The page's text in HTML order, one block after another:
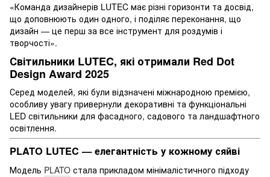
«Команда дизайнерів LUTEC має різні горизонти та досвід,
що доповнюють один одного, і поділяє переконання, що
дизайн — це перш за все інструмент для роздумів і
творчості».
Світильники LUTEC, які отримали Red Dot
Design Award 2025
Серед моделей, які були відзначені міжнародною премією,
особливу увагу привернули декоративні та функціональні
LED світильники для фасадного, садового та ландшафтного
освітлення.
PLATO LUTEC — елегантність у кожному сяйві
Модель PLATO стала прикладом мінімалістичного підходу